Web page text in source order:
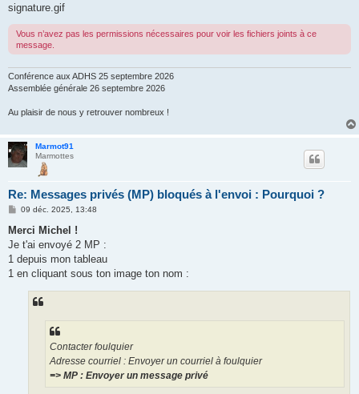
signature.gif
Vous n’avez pas les permissions nécessaires pour voir les fichiers joints à ce
message.
Conférence aux ADHS 25 septembre 2026
Assemblée générale 26 septembre 2026
Au plaisir de nous y retrouver nombreux !
Marmot91
Marmottes
Re: Messages privés (MP) bloqués à l'envoi : Pourquoi ?
M
s
a
g
09 déc. 2025, 13:48
Merci Michel !
Je t'ai envoyé 2 MP :
1 depuis mon tableau
1 en cliquant sous ton image ton nom :
Contacter foulquier
Adresse courriel : Envoyer un courriel à foulquier
=> MP : Envoyer un message privé